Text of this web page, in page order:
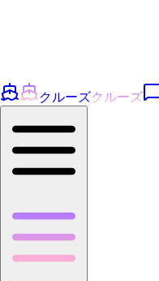
クルーズクルーズ